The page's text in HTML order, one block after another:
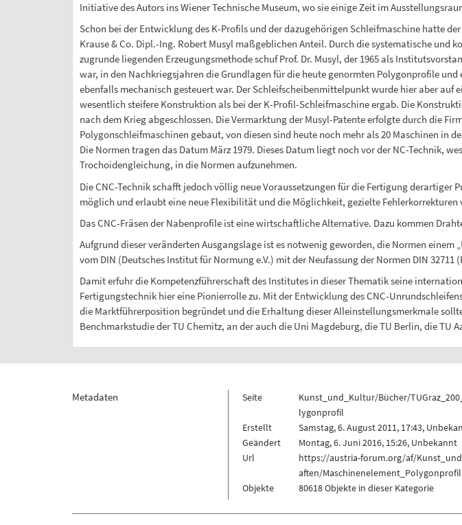
Initiative des Autors ins Wiener Technische Museum, wo sie einige Zeit im
Schon bei der Entwicklung des K-Profils und der dazugehörigen Schleifmaschine hatte
Krause & Co. Dipl.-Ing. Robert Musyl maßgeblichen Anteil. Durch die systematische und
zugrunde liegenden Erzeugungsmethode schuf Prof. Dr. Musyl, der 1965 als
war, in den Nachkriegsjahren die Grundlagen für die heute genormten Polygonprofile
ebenfalls mechanisch gesteuert war. Der Schleifscheibenmittelpunkt wurde hier aber auf
wesentlich steifere Konstruktion als bei der K-Profil-Schleifmaschine ergab. Die
nach dem Krieg abgeschlossen. Die Vermarktung der Musyl-Patente erfolgte durch die
Polygonschleifmaschinen gebaut, von diesen sind heute noch mehr als 20 Maschinen in
Die Normen tragen das Datum März 1979. Dieses Datum liegt noch vor der NC-Technik,
Trochoidengleichung, in die Normen aufzunehmen.
Die CNC-Technik schafft jedoch völlig neue Voraussetzungen für die Fertigung
möglich und erlaubt eine neue Flexibilität und die Möglichkeit, gezielte Fehlerkorrekturen
Das CNC-Fräsen der Nabenprofile ist eine wirtschaftliche Alternative. Dazu kommen
Aufgrund dieser veränderten Ausgangslage ist es notwenig geworden, die Normen
vom DIN (Deutsches Institut für Normung e.V.) mit der Neufassung der Normen DIN
Damit erfuhr die Kompetenzführerschaft des Institutes in dieser Thematik seine
Fertigungstechnik hier eine Pionierrolle zu. Mit der Entwicklung des CNC-
die Marktführerposition begründet und die Erhaltung dieser Alleinstellungsmerkmale
Benchmarkstudie der TU Chemitz, an der auch die Uni Magdeburg, die TU Berlin, die
Metadaten Seite
Kunst_und_Kultur/Bücher/
lygonprofil
Erstellt
Samstag, 6. August 2011, 17:43,
Geändert
Montag, 6. Juni 2016, 15:26, Unbekannt
Url
https://austria-forum.org/af/
aften/Maschinenelement_Polygonprofil
Objekte
80618 Objekte in dieser Kategorie